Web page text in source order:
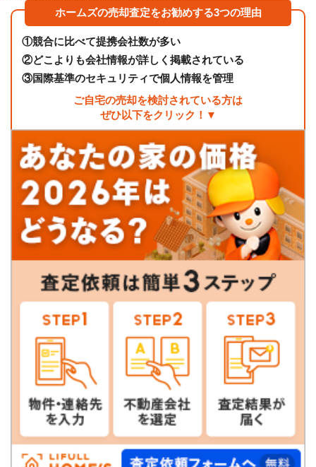
ホームズの売却査定をお勧めする3つの理由
①競合に比べて提携会社数が多い
②どこよりも会社情報が詳しく掲載されている
③国際基準のセキュリティで個人情報を管理
ご自宅の売却を検討されている方は
ぜひ以下をクリック！▼